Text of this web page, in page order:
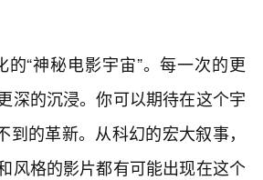
“神秘电影宇宙”。每一次的更
深的沉浸。你可以期待在这个宇
的革新。从科幻的宏大叙事，
风格的影片都有可能出现在这个